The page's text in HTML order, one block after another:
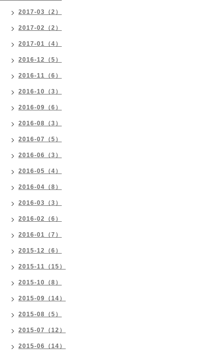
2017-03（2）
2017-02（2）
2017-01（4）
2016-12（5）
2016-11（6）
2016-10（3）
2016-09（6）
2016-08（3）
2016-07（5）
2016-06（3）
2016-05（4）
2016-04（8）
2016-03（3）
2016-02（6）
2016-01（7）
2015-12（6）
2015-11（15）
2015-10（8）
2015-09（14）
2015-08（5）
2015-07（12）
2015-06（14）